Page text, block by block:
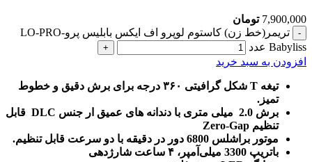
7,900,000 تومان
تریمر(خط زن) کاستوم لوپرو اف ایکس بابلیس پرو-LO-PRO
Babyliss عدد
افزودن به سبد خرید
تیغه T شکل گرافیتی ۳۶۰ درجه برای برش دقیق و خطوط
تمیز.
برش 2.0 میلی متری با دندانه های عمیق ار جنس DLC قابل
تنظیم Zero-Gap
موتور براشلس 6800 دور در دقیقه با دو سرعت قابل تنظیم.
باتریپ 3300 میلی‌آمپر، ۴ ساعت شارژدهی